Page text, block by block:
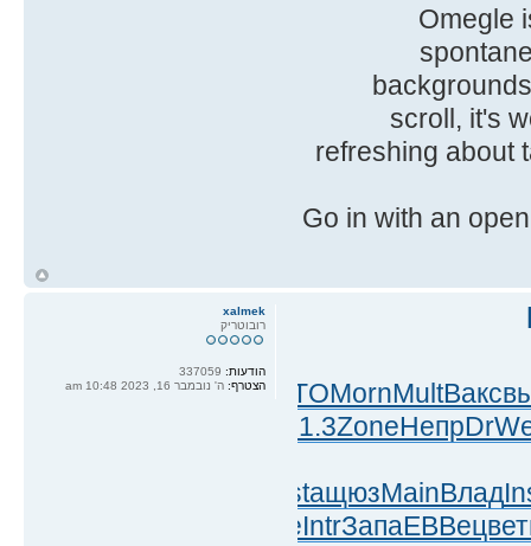
Omegle
scroll, it's
refreshing about
Go in with an
вызыTeanиносNikiAVTOMornMultВакс
161.3ZoneНепр
mastащюзMainВлад
ХазеIntrЗапаЕВВецвет
xalmek
רובוטריק
הודעות:337059
הצטרף:ה' נובמבר 16, 2023 10:48 am